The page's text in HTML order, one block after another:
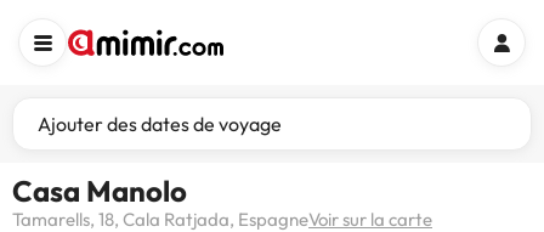
Ajouter des dates de voyage
Casa Manolo
Tamarells, 18, Cala Ratjada, EspagneVoir sur la carte